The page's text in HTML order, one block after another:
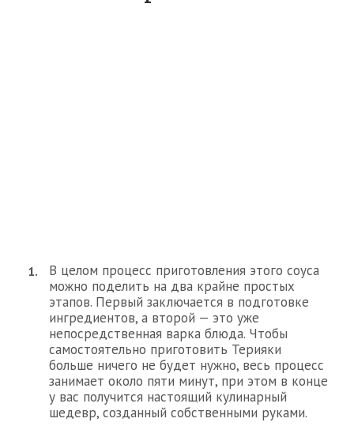
В целом процесс приготовления этого соуса
можно поделить на два крайне простых
этапов. Первый заключается в подготовке
ингредиентов, а второй — это уже
непосредственная варка блюда. Чтобы
самостоятельно приготовить Терияки
больше ничего не будет нужно, весь процесс
занимает около пяти минут, при этом в конце
у вас получится настоящий кулинарный
шедевр, созданный собственными руками.